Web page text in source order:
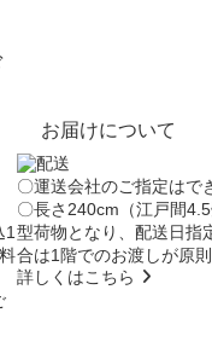
お届けについて
〇運送会社のご指定はで
〇長さ240cm（江戸間
型荷物となり、配送日指
合は1階でのお渡しが原
詳しくはこちら